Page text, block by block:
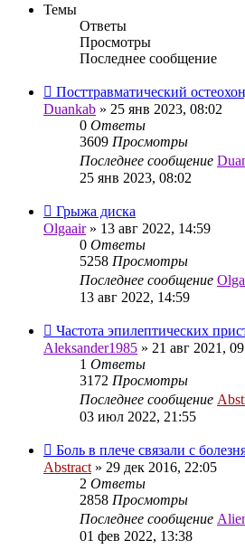
Темы
Ответы
Просмотры
Последнее сообщение
Посттравматический
Duankab » 25 янв 2023, 08:02
0 Ответы
3609 Просмотры
Последнее сообщение
25 янв 2023, 08:02
Грыжа диска
Olgaair» 13 авг 2022, 14:59
0 Ответы
5258 Просмотры
Последнее сообщение
13 авг 2022, 14:59
Частота эпилептических
Aleksander1985 » 21 авг 2021,
1 Ответы
3172 Просмотры
Последнее сообщение
03 июл 2022, 21:55
Боль в плече связали с
Abstract » 29 дек 2016, 22:05
2 Ответы
2858 Просмотры
Последнее сообщение
01 фев 2022, 13:38